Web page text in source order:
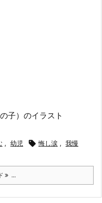
子）のイラスト
, 幼児  悔し涙 , 我慢
...